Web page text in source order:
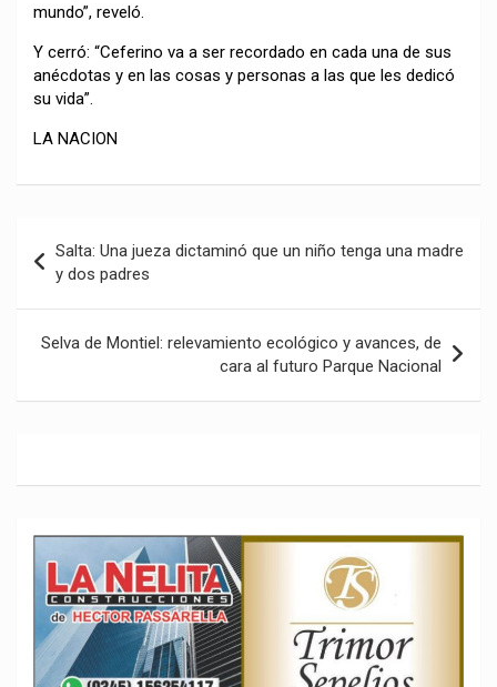
mundo”, reveló.
Y cerró: “Ceferino va a ser recordado en cada una de sus
anécdotas y en las cosas y personas a las que les dedicó
su vida”.
LA NACION
de
entradas
Salta: Una jueza dictaminó que un niño tenga una madre
y dos padres
Selva de Montiel: relevamiento ecológico y avances, de
cara al futuro Parque Nacional